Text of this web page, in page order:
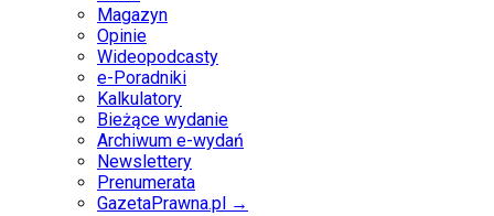
Magazyn
Opinie
Wideopodcasty
e-Poradniki
Kalkulatory
Bieżące wydanie
Archiwum e-wydań
Newslettery
Prenumerata
GazetaPrawna.pl →